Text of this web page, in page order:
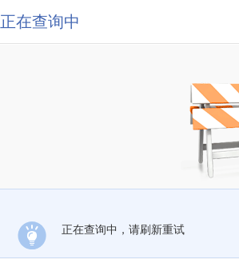
正在查询中
正在查询中，请刷新重试